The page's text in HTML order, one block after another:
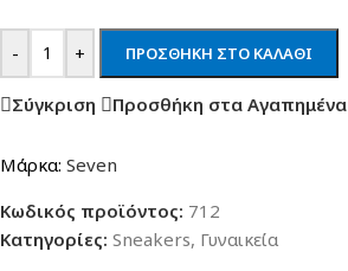
- + ΠΡΟΣΘΉΚΗ ΣΤΟ ΚΑΛΆΘΙ
Σύγκριση Προσθήκη στα Αγαπημένα
Μάρκα: Seven
Κωδικός προϊόντος: 712
Κατηγορίες: Sneakers, Γυναικεία